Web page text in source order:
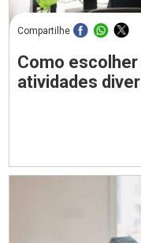
Compartilhe
Como
atividades